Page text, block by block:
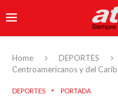
Home DEPORTES
Centroamericanos y del
DEPORTES PORTADA